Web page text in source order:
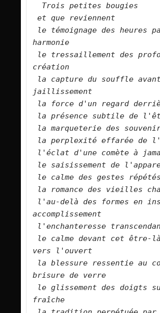
Trois petites bougies
et que reviennent
le témoignage des heures
harmonie
le tressaillement des
création
la capture du souffle
jaillissement
la force d'un regard
la présence subtile de
la marqueterie des
la perplexité effarée de
l'éclat d'une comète à
le saisissement de
le calme des gestes répétés
la romance des vieilles
l'au-delà des formes en
accomplissement
l'enchanteresse
le calme devant cet être-
vers l'ouvert
la blessure ressentie au
brisure de verre
le glissement des doigts
fraîche